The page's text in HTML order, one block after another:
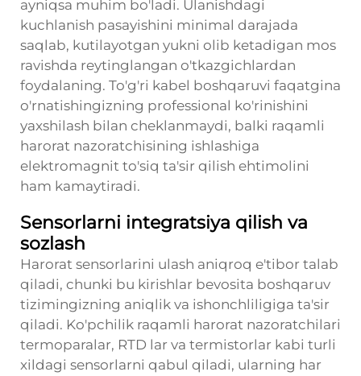
ayniqsa muhim bo'ladi. Ulanishdagi
kuchlanish pasayishini minimal darajada
saqlab, kutilayotgan yukni olib ketadigan mos
ravishda reytinglangan o'tkazgichlardan
foydalaning. To'g'ri kabel boshqaruvi faqatgina
o'rnatishingizning professional ko'rinishini
yaxshilash bilan cheklanmaydi, balki raqamli
harorat nazoratchisining ishlashiga
elektromagnit to'siq ta'sir qilish ehtimolini
ham kamaytiradi.
Sensorlarni integratsiya qilish va
sozlash
Harorat sensorlarini ulash aniqroq e'tibor talab
qiladi, chunki bu kirishlar bevosita boshqaruv
tizimingizning aniqlik va ishonchliligiga ta'sir
qiladi. Ko'pchilik raqamli harorat nazoratchilari
termoparalar, RTD lar va termistorlar kabi turli
xildagi sensorlarni qabul qiladi, ularning har